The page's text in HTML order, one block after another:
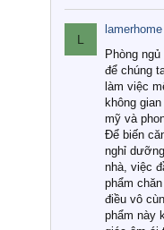
L
lamerhome
Phòng
để chúng
làm việc
không
mỹ và
Để biến
nghỉ
nhà, việc
phẩm
điều vô
phẩm này